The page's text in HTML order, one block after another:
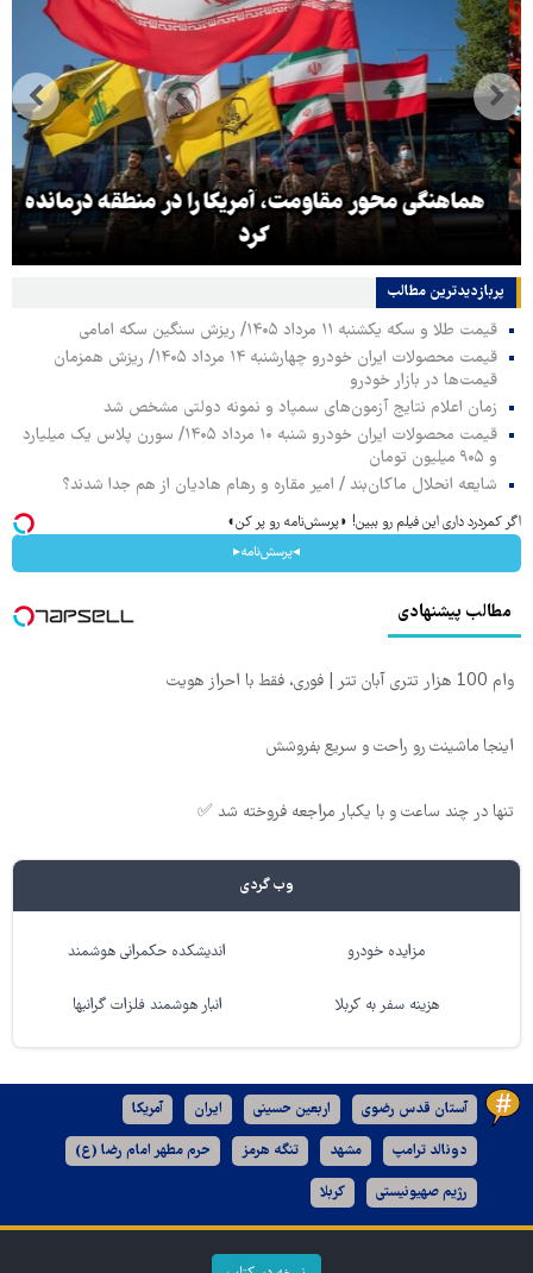
هماهنگی محور مقاومت، آمریکا را در منطقه درمانده
کرد
پربازدیدترین‌ مطالب
قیمت طلا و سکه یکشنبه ۱۱ مرداد ۱۴۰۵/ ریزش سنگین سکه امامی
قیمت محصولات ایران خودرو چهارشنبه ۱۴ مرداد ۱۴۰۵/ ریزش همزمان
قیمت‌ها در بازار خودرو
زمان اعلام نتایج آزمون‌های سمپاد و نمونه دولتی مشخص شد
قیمت محصولات ایران خودرو شنبه ۱۰ مرداد ۱۴۰۵/ سورن پلاس یک میلیارد
و ۹۰۵ میلیون تومان
شایعه انحلال ماکان‌بند / امیر مقاره و رهام هادیان از هم جدا شدند؟
اگر کمردرد داری این فیلم رو ببین! ◗پرسش‌نامه رو پر کن◖
◂پرسش‌نامه▸
مطالب پیشنهادی
وام 100 هزار تتری آبان تتر | فوری، فقط با احراز هویت
اینجا ماشینت رو راحت و سریع بفروشش
تنها در چند ساعت و با یکبار مراجعه فروخته شد ✅
وب گردی
مزایده خودرو اندیشکده حکمرانی هوشمند
هزینه سفر به کربلا انبار هوشمند فلزات گرانبها
آستان قدس رضوی اربعین حسینی ایران آمریکا
دونالد ترامپ مشهد تنگه هرمز حرم مطهر امام رضا (ع)
رژیم صهیونیستی کربلا